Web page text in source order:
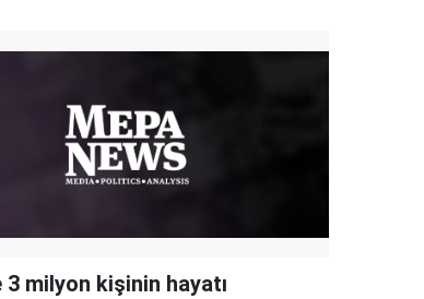
3 milyon kişinin hayatı